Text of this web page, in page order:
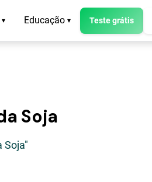
▾ Educação ▾ Teste grátis
Soja
Soja"